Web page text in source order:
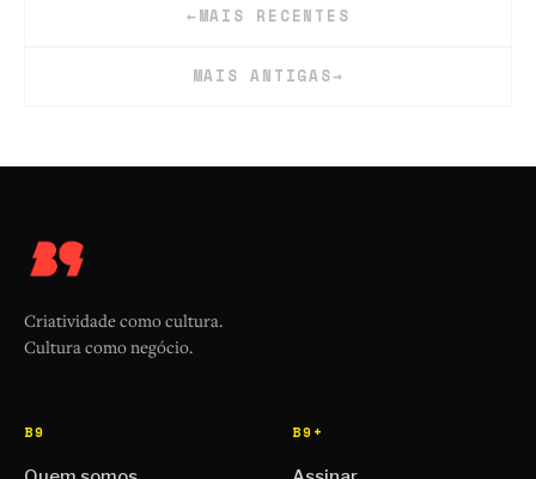
←MAIS RECENTES
MAIS ANTIGAS→
Criatividade como cultura.
Cultura como negócio.
B9 B9+